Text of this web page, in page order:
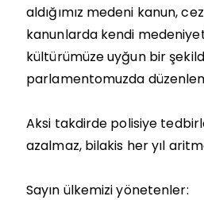
aldığımız medeni kanun,
kanunlarda kendi
kültürümüze uyğun bir
parlamentomuzda
Aksi takdirde polisiye
azalmaz, bilakis her yıl
Sayın ülkemizi yönetenler: